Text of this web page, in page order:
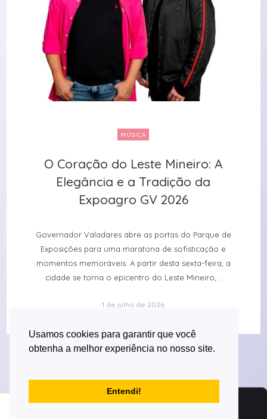
Usamos cookies para garantir que você
obtenha a melhor experiência no nosso site.
Entendi!
MÚSICA
O Coração do Leste Mineiro: A
Elegância e a Tradição da
Expoagro GV 2026
O Coração do Leste Mineiro: A
Elegância e a Tradição da
Expoagro GV 2026
Governador Valadares abre as portas do Parque de
Exposições para uma maratona de sofisticação e
momentos memoráveis. A partir desta sexta-feira, a
cidade se torna o epicentro do Leste Mineiro,...
1 de julho de 2026